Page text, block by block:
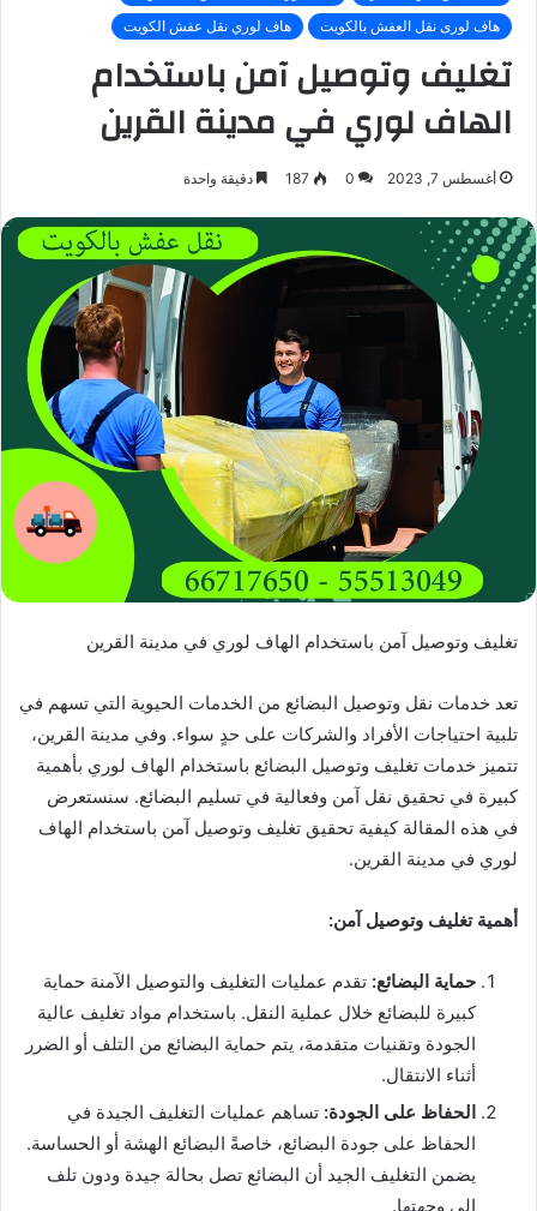
هاف لورى نقل العفش بالكويت
هاف لوري نقل عفش الكويت
تغليف وتوصيل آمن باستخدام
الهاف لوري في مدينة القرين
أغسطس 7, 2023 0
187 دقيقة واحدة
تغليف وتوصيل آمن باستخدام الهاف لوري في مدينة القرين
تعد خدمات نقل وتوصيل البضائع من الخدمات الحيوية التي تسهم في
تلبية احتياجات الأفراد والشركات على حدٍ سواء. وفي مدينة القرين،
تتميز خدمات تغليف وتوصيل البضائع باستخدام الهاف لوري بأهمية
كبيرة في تحقيق نقل آمن وفعالية في تسليم البضائع. سنستعرض
في هذه المقالة كيفية تحقيق تغليف وتوصيل آمن باستخدام الهاف
لوري في مدينة القرين.
أهمية تغليف وتوصيل آمن:
حماية البضائع: تقدم عمليات التغليف والتوصيل الآمنة حماية
كبيرة للبضائع خلال عملية النقل. باستخدام مواد تغليف عالية
الجودة وتقنيات متقدمة، يتم حماية البضائع من التلف أو الضرر
أثناء الانتقال.
الحفاظ على الجودة: تساهم عمليات التغليف الجيدة في
الحفاظ على جودة البضائع، خاصةً البضائع الهشة أو الحساسة.
يضمن التغليف الجيد أن البضائع تصل بحالة جيدة ودون تلف
إلى وجهتها.